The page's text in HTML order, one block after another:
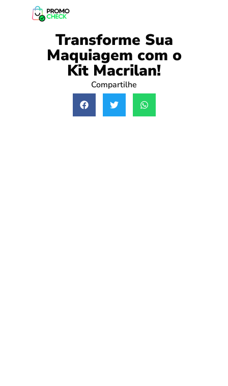
Transforme Sua
Maquiagem com o
Kit Macrilan!
Compartilhe